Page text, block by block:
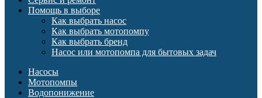
Помощь в выборе
Как выбрать насос
Как выбрать мотопомпу
Как выбрать бренд
Насос или мотопомпа для бытовых задач
Насосы
Мотопомпы
Водопонижение